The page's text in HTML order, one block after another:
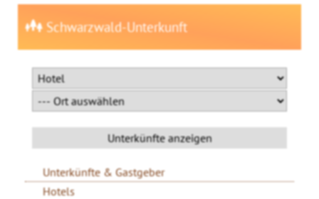
Schwarzwald-Unterkunft
Unterkünfte & Gastgeber
Hotels